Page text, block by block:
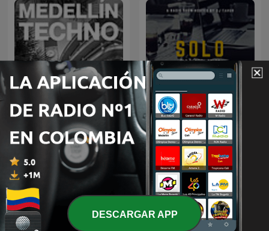
Medellin Techno Podcast Solo Salsa
DESCARGAR APP